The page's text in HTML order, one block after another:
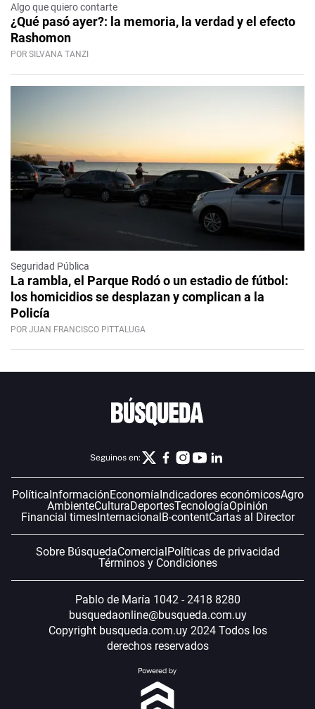
Algo que quiero contarte
¿Qué pasó ayer?: la memoria, la verdad y el efecto
Rashomon
POR SILVANA TANZI
Seguridad Pública
La rambla, el Parque Rodó o un estadio de fútbol:
los homicidios se desplazan y complican a la
Policía
POR JUAN FRANCISCO PITTALUGA
Seguinos en:
Política InformaciónEconomía Indicadores económicosAgro
AmbienteCulturaDeportesTecnologíaOpinión
Financial timesInternacional B-contentCartas al Director
Sobre BúsquedaComercial Políticas de privacidad
Términos y Condiciones
Pablo de María 1042 - 2418 8280
busquedaonline@busqueda.com.uy
Copyright busqueda.com.uy 2024 Todos los
derechos reservados